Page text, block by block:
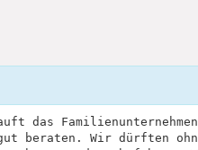
das
beraten. Wir dürften